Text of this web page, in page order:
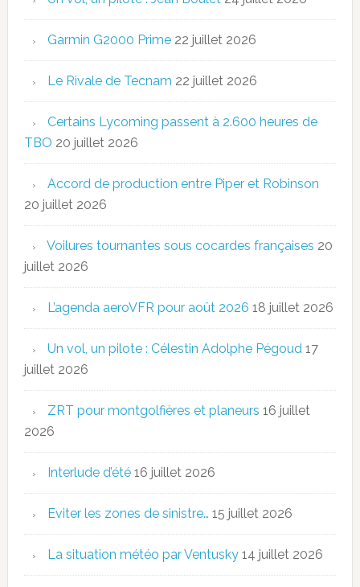
Garmin G2000 Prime 22 juillet 2026
Le Rivale de Tecnam 22 juillet 2026
Certains Lycoming passent à 2.600 heures de
TBO 20 juillet 2026
Accord de production entre Piper et Robinson
20 juillet 2026
Voilures tournantes sous cocardes françaises 20
juillet 2026
L’agenda aeroVFR pour août 2026 18 juillet 2026
Un vol, un pilote : Célestin Adolphe Pégoud 17
juillet 2026
ZRT pour montgolfières et planeurs 16 juillet
2026
Interlude d’été 16 juillet 2026
Eviter les zones de sinistre… 15 juillet 2026
La situation météo par Ventusky 14 juillet 2026